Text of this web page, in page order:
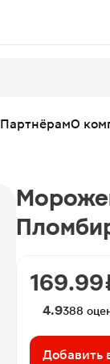
ПартнёрамО
169.99
4.9388
Добавить